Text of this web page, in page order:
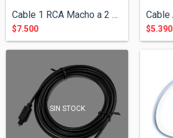
Cable 1 RCA Macho a 2 RCA Hembra ( Salid...
$7.500 $5.390
SIN STOCK